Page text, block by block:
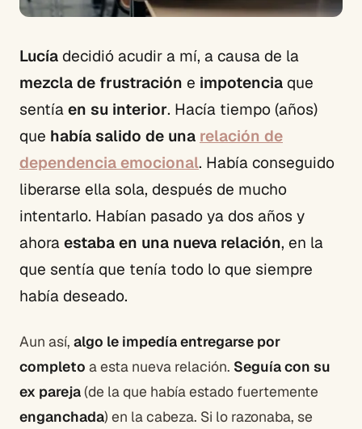
Lucía decidió acudir a mí, a causa de la
mezcla de frustración e impotencia que
sentía en su interior. Hacía tiempo (años)
que había salido de una relación de
dependencia emocional. Había conseguido
liberarse ella sola, después de mucho
intentarlo. Habían pasado ya dos años y
ahora estaba en una nueva relación, en la
que sentía que tenía todo lo que siempre
había deseado.
Aun así, algo le impedía entregarse por
completo a esta nueva relación. Seguía con su
ex pareja(de la que había estado fuertemente
enganchada) en la cabeza. Si lo razonaba, se